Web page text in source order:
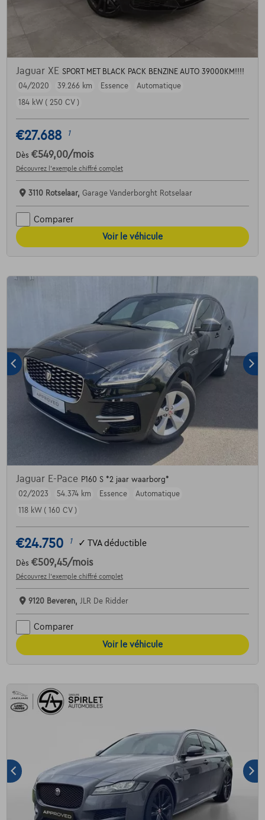
Jaguar XE SPORT MET BLACK PACK BENZINE AUTO 39000KM!!!!
04/2020
39.266 km Essence
Automatique
184 kW ( 250 CV )
€27.688 1
Dès €549,00/mois
Découvrez l’exemple chiffré complet
3110 Rotselaar, Garage Vanderborght Rotselaar
Comparer
Voir le véhicule
Jaguar E-Pace P160 S *2 jaar waarborg*
02/2023
54.374 km Essence
Automatique
118 kW ( 160 CV )
€24.750 1 ✓ TVA déductible
Dès €509,45/mois
Découvrez l’exemple chiffré complet
9120 Beveren, JLR De Ridder
Comparer
Voir le véhicule